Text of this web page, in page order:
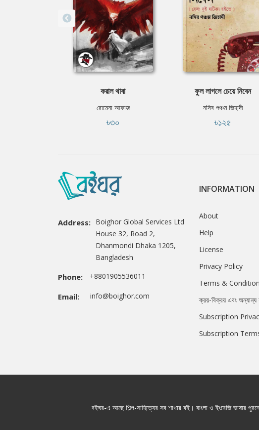
করাল থাবা
রোমেনা আফাজ
৳৩০
ফুল লাগলে চেয়ে নিবেন
নসিব পঞ্চম জিহাদী
৳১২৫
Address: Boighor Global Services Ltd
House 32, Road 2,
Dhanmondi Dhaka 1205,
Bangladesh
Phone: +8801905536011
Email: info@boighor.com
INFORMATION
About
Help
License
Privacy Policy
Terms & Condition
ক্রয়-বিক্রয় এবং অন্যান্য
Subscription
Subscription
বইঘর-এ আছে শিল্প-সাহিত্যের সব শাখার বই। বাংলা ও ইংরেজি ভাষার